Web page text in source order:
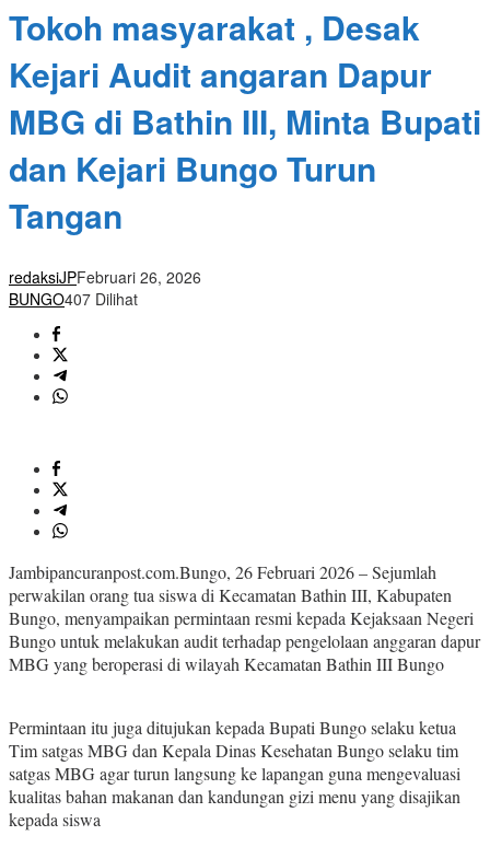
Tokoh masyarakat , Desak
Kejari Audit angaran Dapur
MBG di Bathin III, Minta Bupati
dan Kejari Bungo Turun
Tangan
redaksiJPFebruari 26, 2026
BUNGO407 Dilihat
Jambipancuranpost.com.Bungo, 26 Februari 2026 – Sejumlah
perwakilan orang tua siswa di Kecamatan Bathin III, Kabupaten
Bungo, menyampaikan permintaan resmi kepada Kejaksaan Negeri
Bungo untuk melakukan audit terhadap pengelolaan anggaran dapur
MBG yang beroperasi di wilayah Kecamatan Bathin III Bungo
Permintaan itu juga ditujukan kepada Bupati Bungo selaku ketua
Tim satgas MBG dan Kepala Dinas Kesehatan Bungo selaku tim
satgas MBG agar turun langsung ke lapangan guna mengevaluasi
kualitas bahan makanan dan kandungan gizi menu yang disajikan
kepada siswa